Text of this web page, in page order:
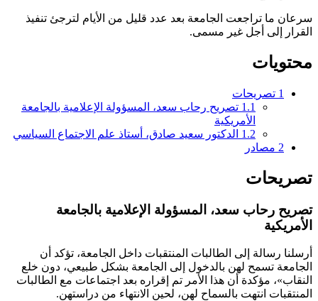
تراجعت الجامعة بعد عدد قليل من الأيام لترجئ تنفيذ
إلى أجل غير مسمى.
تصريحات
تصريح رحاب سعد، المسؤولة الإعلامية بالجامعة
الدكتور سعيد صادق، أستاذ علم الاجتماع السياسي
مصادر
سعد، المسؤولة الإعلامية بالجامعة
إلى الطالبات المنتقبات داخل الجامعة، تؤكد أن
تسمح لهن بالدخول إلى الجامعة بشكل طبيعي، دون خلع
مؤكدة أن هذا الأمر تم إقراره بعد اجتماعات مع الطالبات
انتهت بالسماح لهن، لحين الانتهاء من دراستهن.